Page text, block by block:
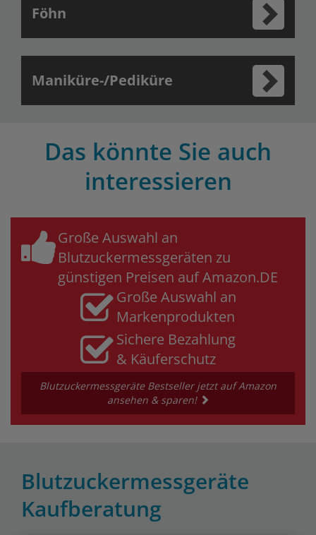
Föhn
Maniküre-/Pediküre
Das könnte Sie auch
interessieren
Große Auswahl an
Blutzuckermessgeräten zu
günstigen Preisen auf Amazon.DE
Große Auswahl an
Markenprodukten
Sichere Bezahlung
& Käuferschutz
Blutzuckermessgeräte Bestseller jetzt auf Amazon
ansehen & sparen!
Blutzuckermessgeräte
Kaufberatung